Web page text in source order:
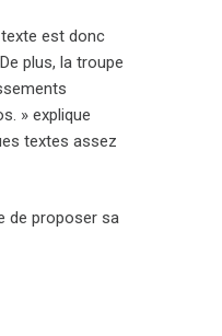
est donc
plus, la troupe
» explique
textes assez
de proposer sa